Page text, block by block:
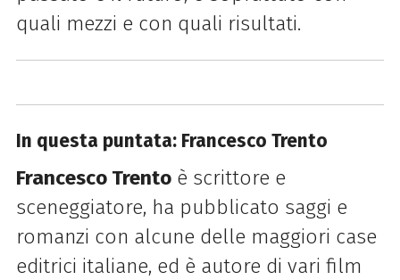
quali mezzi e con quali risultati.
In questa puntata: Francesco Trento
Francesco Trentoè scrittore e
sceneggiatore, ha pubblicato saggi e
romanzi con alcune delle maggiori case
editrici italiane, ed è autore di vari film